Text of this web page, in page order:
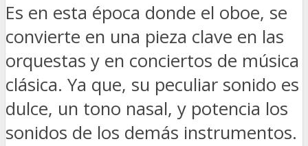
Es en esta época donde el oboe, se
convierte en una pieza clave en las
orquestas y en conciertos de música
clásica. Ya que, su peculiar sonido es
dulce, un tono nasal, y potencia los
sonidos de los demás instrumentos.